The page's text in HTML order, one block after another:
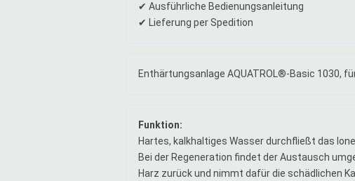
✔ Ausführliche Bedienungsanleitung
✔ Lieferung per Spedition
Enthärtungsanlage AQUATROL®-Basic 1030,
Funktion:
Hartes, kalkhaltiges Wasser durchfließt das
Bei der Regeneration findet der Austausch
Harz zurück und nimmt dafür die schädlichen